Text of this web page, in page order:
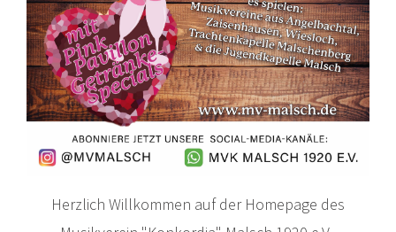
Herzlich Willkommen auf der Homepage des